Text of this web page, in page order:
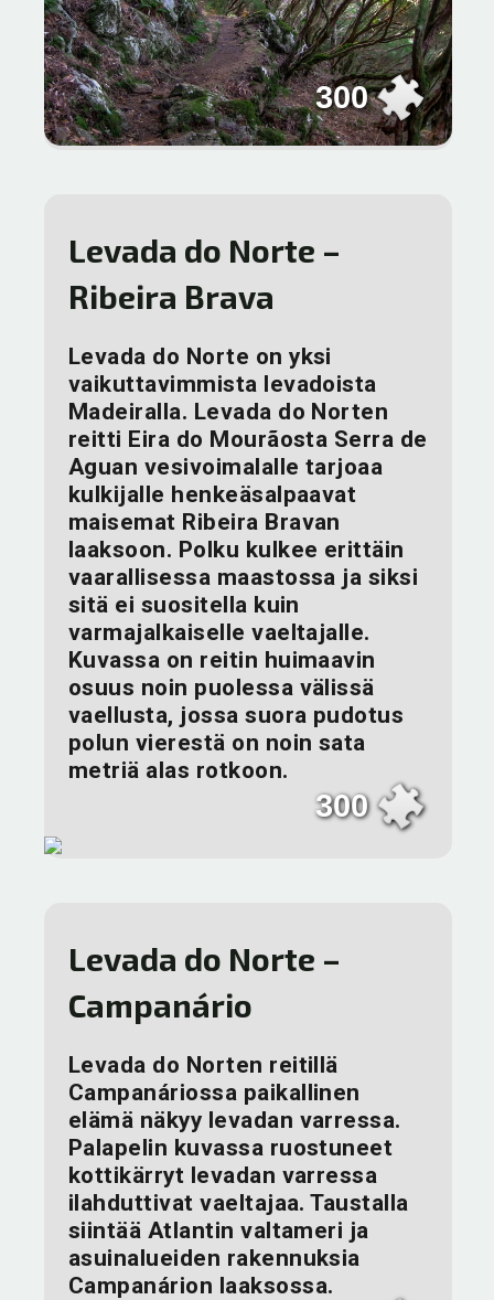
300
Levada do Norte –
Ribeira Brava
Levada do Norte on yksi
vaikuttavimmista levadoista
Madeiralla. Levada do Norten
reitti Eira do Mourãosta Serra de
Aguan vesivoimalalle tarjoaa
kulkijalle henkeäsalpaavat
maisemat Ribeira Bravan
laaksoon. Polku kulkee erittäin
vaarallisessa maastossa ja siksi
sitä ei suositella kuin
varmajalkaiselle vaeltajalle.
Kuvassa on reitin huimaavin
osuus noin puolessa välissä
vaellusta, jossa suora pudotus
polun vierestä on noin sata
metriä alas rotkoon.
300
Levada do Norte –
Campanário
Levada do Norten reitillä
Campanáriossa paikallinen
elämä näkyy levadan varressa.
Palapelin kuvassa ruostuneet
kottikärryt levadan varressa
ilahduttivat vaeltajaa. Taustalla
siintää Atlantin valtameri ja
asuinalueiden rakennuksia
Campanárion laaksossa.